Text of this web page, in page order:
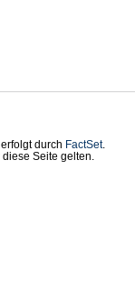
durch FactSet.
Seite gelten.